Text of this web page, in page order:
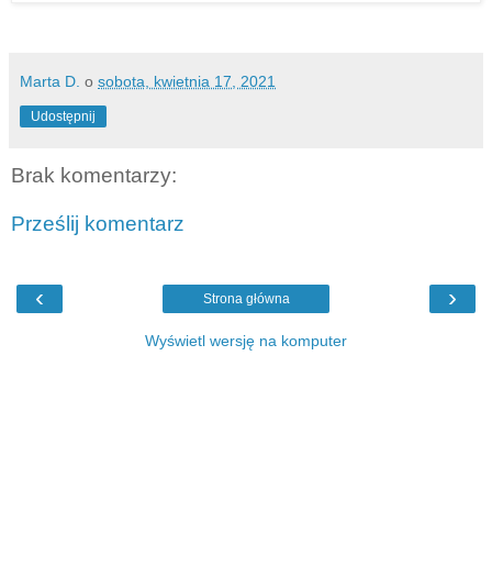
Marta D. o sobota, kwietnia 17, 2021
Udostępnij
Brak komentarzy:
Prześlij komentarz
‹ ›
Strona główna
Wyświetl wersję na komputer